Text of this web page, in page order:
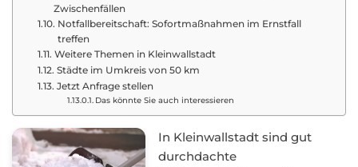
Zwischenfällen
Notfallbereitschaft: Sofortmaßnahmen im Ernstfall
treffen
Weitere Themen in Kleinwallstadt
Städte im Umkreis von 50 km
Jetzt Anfrage stellen
Das könnte Sie auch interessieren
In Kleinwallstadt sind gut
durchdachte